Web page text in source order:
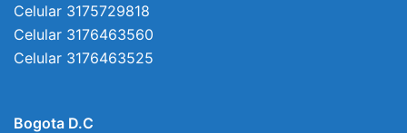
Celular 3175729818
Celular 3176463560
Celular 3176463525
Bogota D.C